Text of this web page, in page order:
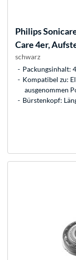
Philips
Care 4er,
schwarz
Packungsinhalt:
Kompatibel zu:
ausgenommen
Bürstenkopf: